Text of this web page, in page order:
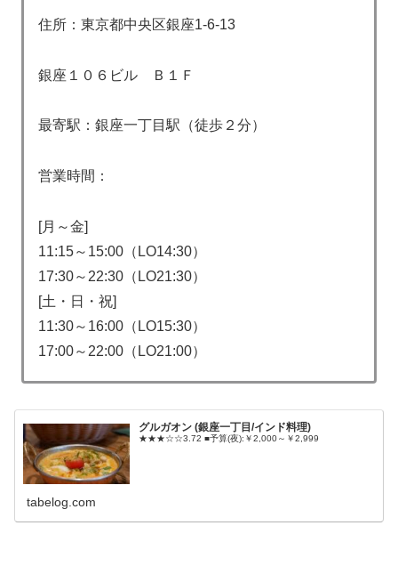
住所：東京都中央区銀座1-6-13
銀座１０６ビル Ｂ１Ｆ
最寄駅：銀座一丁目駅（徒歩２分）
営業時間：
[月～金]
11:15～15:00（LO14:30）
17:30～22:30（LO21:30）
[土・日・祝]
11:30～16:00（LO15:30）
17:00～22:00（LO21:00）
グルガオン (銀座一丁目/インド料理)
★★★☆☆3.72 ■予算(夜):￥2,000～￥2,999
tabelog.com